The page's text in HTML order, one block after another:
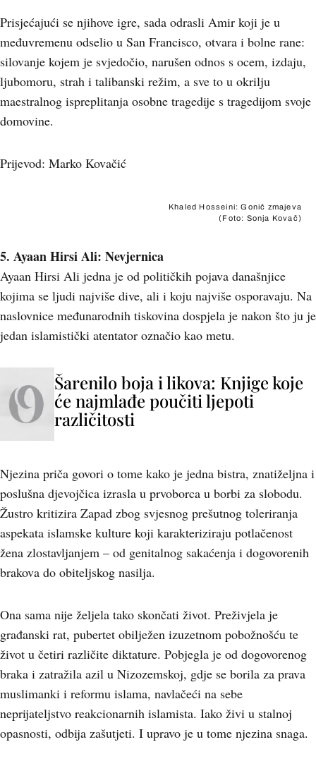
Prisjećajući se njihove igre, sada odrasli Amir koji je u
međuvremenu odselio u San Francisco, otvara i bolne rane:
silovanje kojem je svjedočio, narušen odnos s ocem, izdaju,
ljubomoru, strah i talibanski režim, a sve to u okrilju
maestralnog ispreplitanja osobne tragedije s tragedijom svoje
domovine.
Prijevod: Marko Kovačić
Khaled Hosseini: Gonič zmajeva
(Foto: Sonja Kovač)
5. Ayaan Hirsi Ali: Nevjernica
Ayaan Hirsi Ali jedna je od političkih pojava današnjice
kojima se ljudi najviše dive, ali i koju najviše osporavaju. Na
naslovnice međunarodnih tiskovina dospjela je nakon što ju je
jedan islamistički atentator označio kao metu.
Šarenilo boja i likova: Knjige koje
će najmlađe poučiti ljepoti
različitosti
Njezina priča govori o tome kako je jedna bistra, znatiželjna i
poslušna djevojčica izrasla u prvoborca u borbi za slobodu.
Žustro kritizira Zapad zbog svjesnog prešutnog toleriranja
aspekata islamske kulture koji karakteriziraju potlačenost
žena zlostavljanjem – od genitalnog sakaćenja i dogovorenih
brakova do obiteljskog nasilja.
Ona sama nije željela tako skončati život. Preživjela je
građanski rat, pubertet obilježen izuzetnom pobožnošću te
život u četiri različite diktature. Pobjegla je od dogovorenog
braka i zatražila azil u Nizozemskoj, gdje se borila za prava
muslimanki i reformu islama, navlačeći na sebe
neprijateljstvo reakcionarnih islamista. Iako živi u stalnoj
opasnosti, odbija zašutjeti. I upravo je u tome njezina snaga.